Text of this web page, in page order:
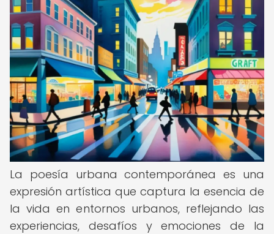
La poesía urbana contemporánea es una
expresión artística que captura la esencia de
la vida en entornos urbanos, reflejando las
experiencias, desafíos y emociones de la